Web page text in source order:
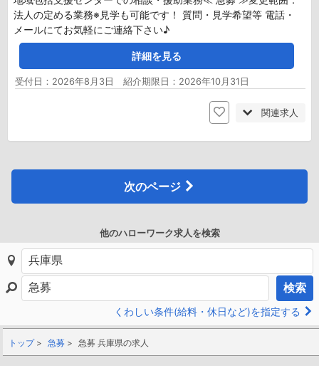
法人の定める業務※見学も可能です！ 質問・見学希望等 電話・
メールにてお気軽にご連絡下さい♪
詳細を見る
受付日：2026年8月3日 紹介期限日：2026年10月31日
関連求人
次のページ
他のハローワーク求人を検索
検索
くわしい条件(給料・休日など)を指定する
トップ 急募 急募 兵庫県の求人